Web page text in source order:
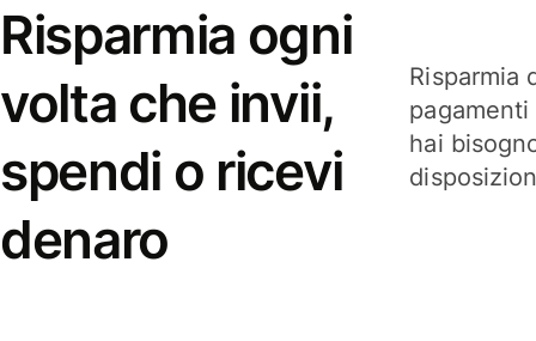
Risparmia ogni
volta che invii,
spendi o ricevi
denaro
Risparmia
hai